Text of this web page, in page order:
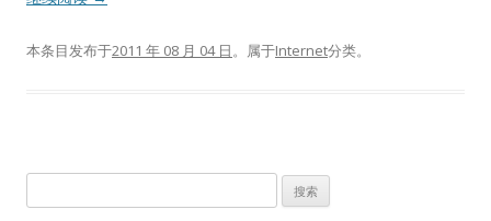
本条目发布于2011 年 08 月 04 日。属于Internet分类。
索：